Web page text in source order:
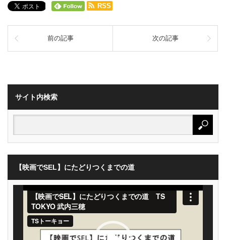
RSS
前の記事 次の記事
サイト内検索
【映画でSEL】にたどりつくまでの道
動